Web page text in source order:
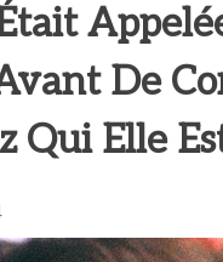
De
Qui Elle